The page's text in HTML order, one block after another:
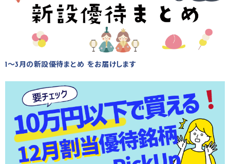
1～3月の新設優待まとめ をお届けします